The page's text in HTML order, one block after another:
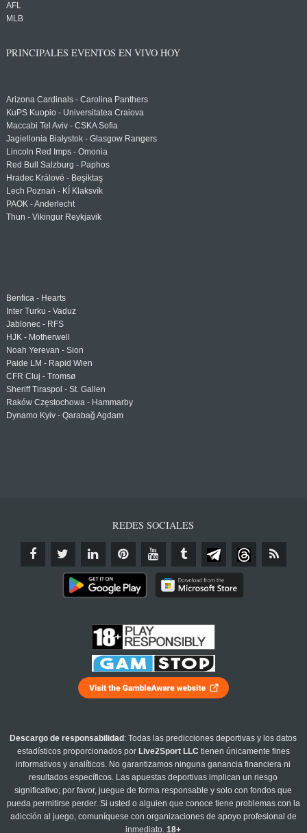
AFL
MLB
PRINCIPALES EVENTOS EN VIVO HOY
Arizona Cardinals - Carolina Panthers
KuPS Kuopio - Universitatea Craiova
Maccabi Tel Aviv - CSKA Sofia
Jagiellonia Białystok - Glasgow Rangers
Lincoln Red Imps - Omonia
Red Bull Salzburg - Paphos
Hradec Králové - Beşiktaş
Lech Poznań - KÍ Klaksvík
PAOK - Anderlecht
Thun - Vikingur Reykjavik
Benfica - Hearts
Inter Turku - Vaduz
Jablonec - RFS
HJK - Motherwell
Noah Yerevan - Sion
Paide LM - Rapid Wien
CFR Cluj - Tromsø
Sheriff Tiraspol - St. Gallen
Raków Częstochowa - Hammarby
Dynamo Kyiv - Qarabağ Agdam
REDES SOCIALES
Descargo de responsabilidad : Todas las predicciones deportivas y los datos
estadísticos proporcionados por Live2Sport LLC tienen únicamente fines
informativos y analíticos. No garantizamos ninguna ganancia financiera ni
resultados específicos. Las apuestas deportivas implican un riesgo
significativo; por favor, juegue de forma responsable y solo con fondos que
pueda permitirse perder. Si usted o alguien que conoce tiene problemas con la
adicción al juego, comuníquese con organizaciones de apoyo profesional de
inmediato.18+